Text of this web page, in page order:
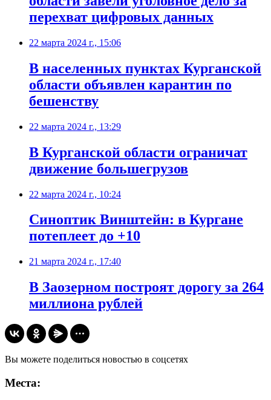
перехват цифровых данных
22 марта 2024 г., 15:06
В населенных пунктах Курганской
области объявлен карантин по
бешенству
22 марта 2024 г., 13:29
В Курганской области ограничат
движение большегрузов
22 марта 2024 г., 10:24
Синоптик Винштейн: в Кургане
потеплеет до +10
21 марта 2024 г., 17:40
В Заозерном построят дорогу за 264
миллиона рублей
Вы можете поделиться новостью в соцсетях
Места: